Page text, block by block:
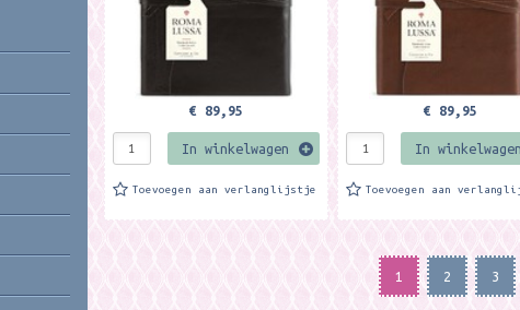
€ 89,95
In winkelwagen
Toevoegen aan verlanglijstje
€ 89,95
In winkelwagen
Toevoegen aan
1 2 3